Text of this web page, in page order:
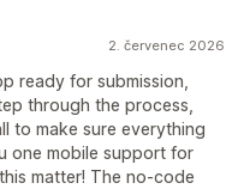
2. červenec 2026
ready for submission,
through the process,
to make sure everything
one mobile support for
matter! The no-code